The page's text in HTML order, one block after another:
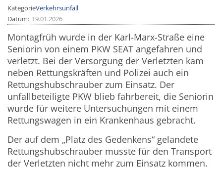
KategorieVerkehrsunfall
Datum 19.01.2026
Montagfrüh wurde in der Karl-Marx-Straße eine
Seniorin von einem PKW SEAT angefahren und
verletzt. Bei der Versorgung der Verletzten kam
neben Rettungskräften und Polizei auch ein
Rettungshubschrauber zum Einsatz. Der
unfallbeteiligte PKW blieb fahrbereit, die Seniorin
wurde für weitere Untersuchungen mit einem
Rettungswagen in ein Krankenhaus gebracht.
Der auf dem „Platz des Gedenkens“ gelandete
Rettungshubschrauber musste für den Transport
der Verletzten nicht mehr zum Einsatz kommen.